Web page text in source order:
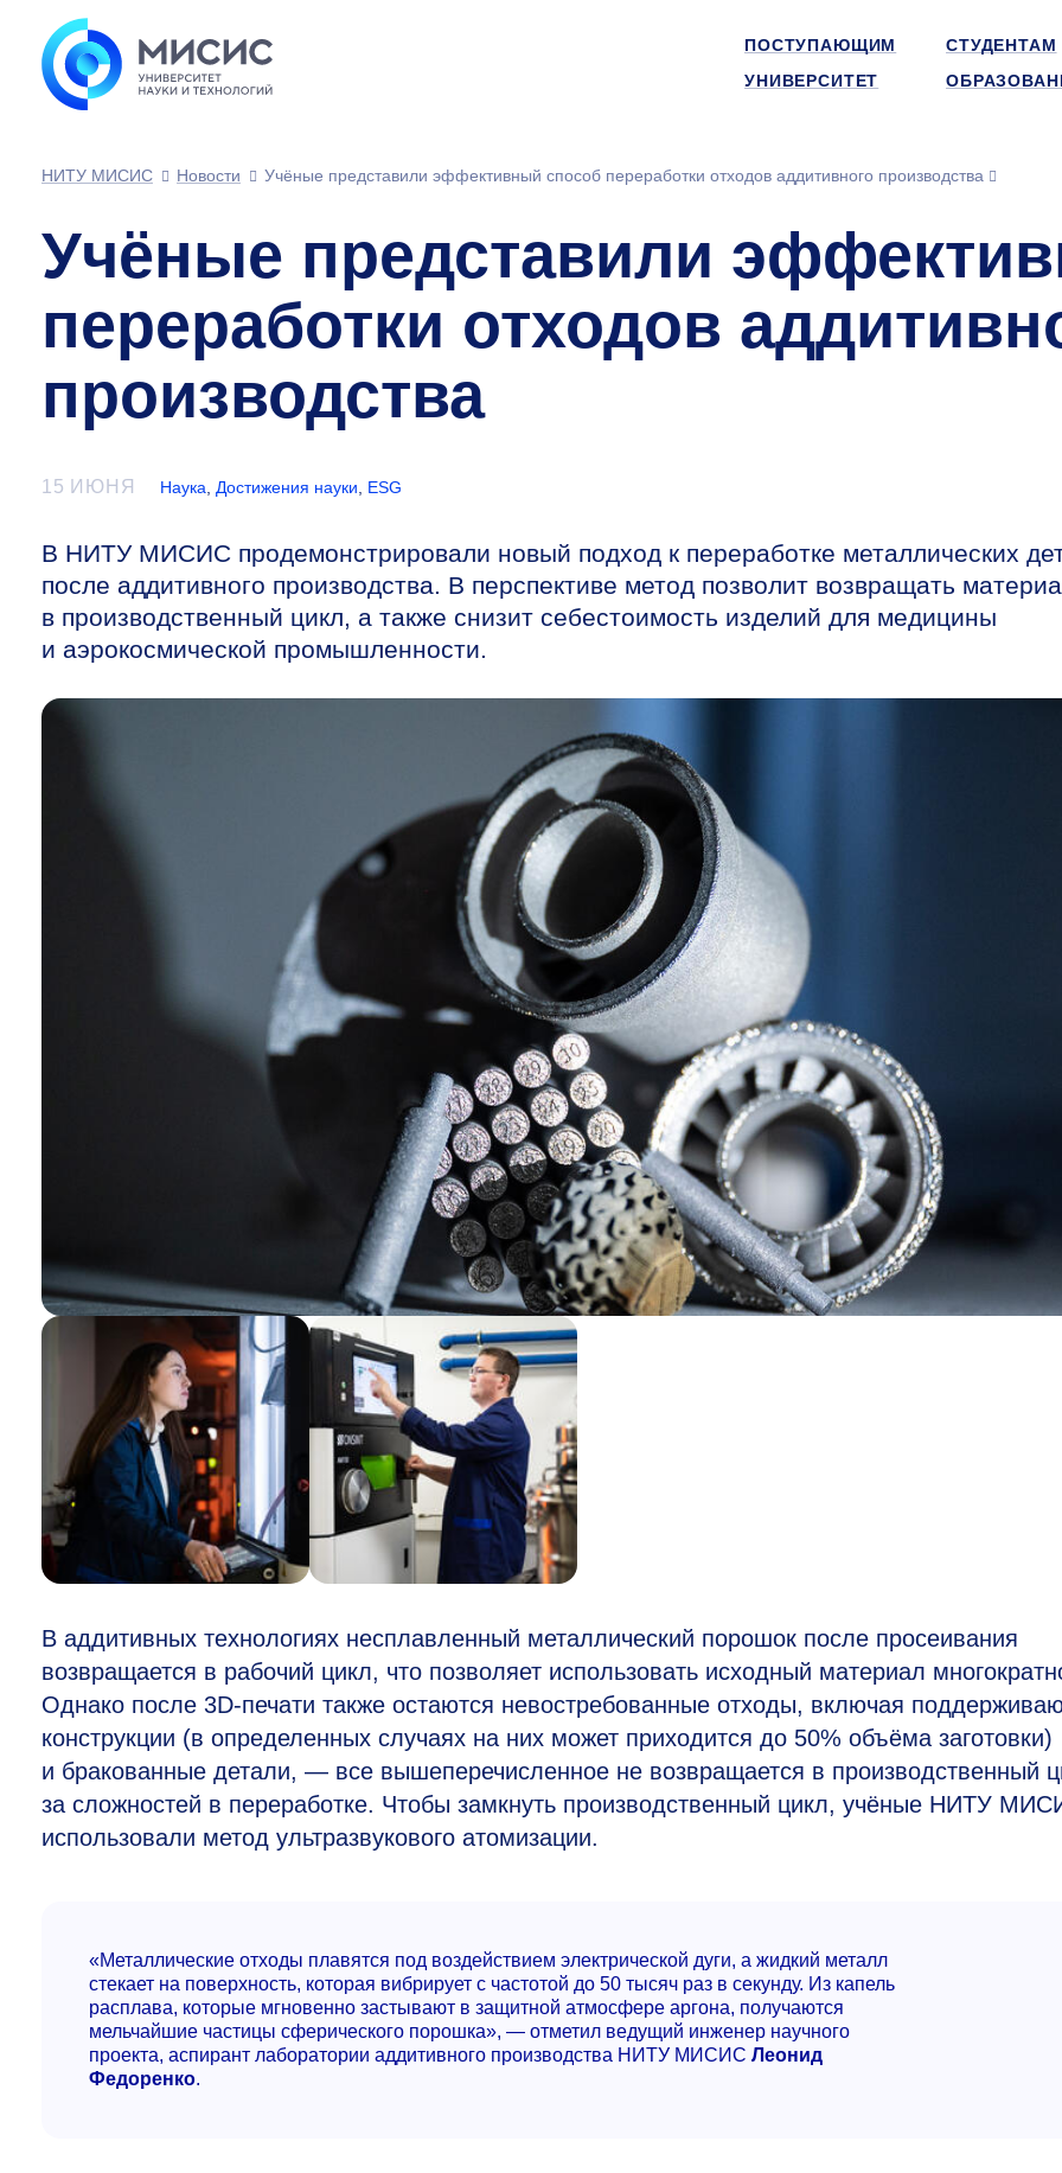
ПОСТУПАЮЩИМ
СТУДЕНТАМ
УНИВЕРСИТЕТ
НИТУ МИСИС Новости Учёные представили эффективный способ переработки отходов аддитивного производства
Учёные представили
переработки отходов
производства
15 ИЮНЯ Наука Достижения науки ESG
В НИТУ МИСИС продемонстрировали новый подход к переработке металлических
после аддитивного производства. В перспективе метод позволит возвращать
в производственный цикл, а также снизит себестоимость изделий для медицины
и аэрокосмической промышленности.
В аддитивных технологиях несплавленный металлический порошок после просеивания
возвращается в рабочий цикл, что позволяет использовать исходный материал
Однако после 3D-печати также остаются невостребованные отходы, включая
конструкции (в определенных случаях на них может приходится до 50% объёма заготовки)
и бракованные детали, — все вышеперечисленное не возвращается в производственный
за сложностей в переработке. Чтобы замкнуть производственный цикл, учёные НИТУ
использовали метод ультразвукового атомизации.
«Металлические отходы плавятся под воздействием электрической дуги, а жидкий металл
стекает на поверхность, которая вибрирует с частотой до 50 тысяч раз в секунду. Из капель
расплава, которые мгновенно застывают в защитной атмосфере аргона, получаются
мельчайшие частицы сферического порошка», — отметил ведущий инженер научного
проекта, аспирант лаборатории аддитивного производства НИТУ МИСИС Леонид
Федоренко.